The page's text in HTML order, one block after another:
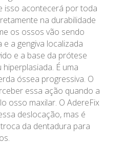
isso acontecerá por toda
na durabilidade
os ossos vão sendo
a gengiva localizada
e a base da prótese
É uma
óssea progressiva. O
essa ação quando a
osso maxilar. O AdereFix
deslocação, mas é
da dentadura para